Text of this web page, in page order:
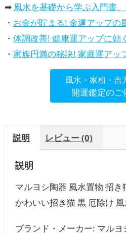
➡ 風水を基礎から学ぶ入門書、
・ お金が貯まる! 金運アップの風水ラッ
・ 体調改善! 健康運アップに効く風水ラッキーカ
・ 家族円満の秘訣! 家庭運アップの風水ラッ
風水・家相・吉
開運鑑定のご
説明 レビュー (0)
説明
マルヨシ陶器 風水置物 招
かわいい招き猫 黒 厄除け
ブランド・メーカー: マルヨ